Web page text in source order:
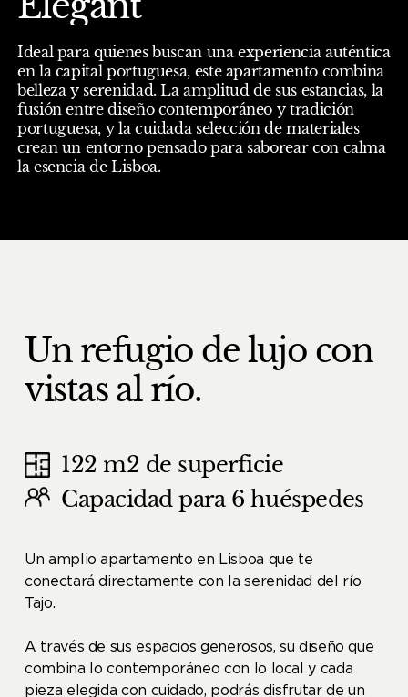
Ideal para quienes buscan una experiencia auténtica
en la capital portuguesa, este apartamento combina
belleza y serenidad. La amplitud de sus estancias, la
fusión entre diseño contemporáneo y tradición
portuguesa, y la cuidada selección de materiales
crean un entorno pensado para saborear con calma
la esencia de Lisboa.
Un refugio de lujo con
vistas al río.
122 m2 de superficie
Capacidad para 6 huéspedes
Un amplio apartamento en Lisboa que te
conectará directamente con la serenidad del río
Tajo.
A través de sus espacios generosos, su diseño que
combina lo contemporáneo con lo local y cada
pieza elegida con cuidado, podrás disfrutar de un